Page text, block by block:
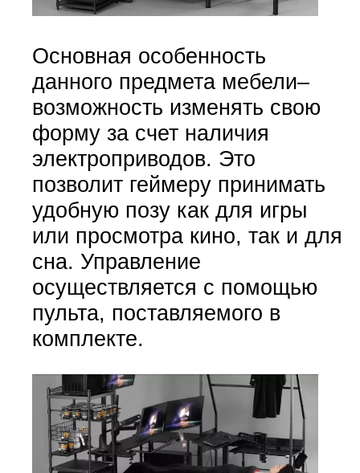
Основная особенность
данного предмета мебели–
возможность изменять свою
форму за счет наличия
электроприводов. Это
позволит геймеру принимать
удобную позу как для игры
или просмотра кино, так и для
сна. Управление
осуществляется с помощью
пульта, поставляемого в
комплекте.